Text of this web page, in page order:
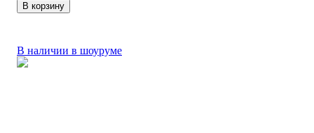
В корзину
В наличии в шоуруме